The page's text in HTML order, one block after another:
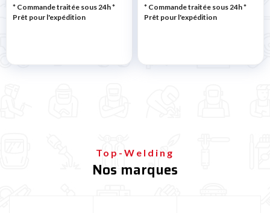
* Commande traitée sous 24h*
Prêt pour l'expédition
* Commande traitée sous 24h*
Prêt pour l'expédition
Top-Welding
Nos marques